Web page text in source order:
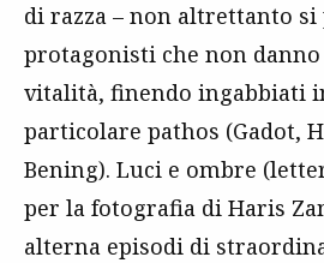
di razza – non altrettanto
protagonisti che non
vitalità, finendo ingabbiati
particolare pathos (Gadot,
Bening). Luci e ombre
per la fotografia di Haris
alterna episodi di